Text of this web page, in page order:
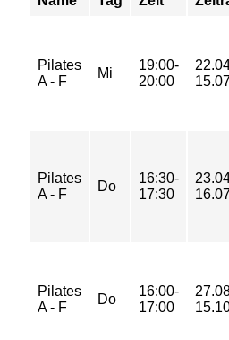
Pilates
A - F
Mi
19:00-
20:00
Pilates
A - F
Do
16:30-
17:30
Pilates
A - F
Do
16:00-
17:00